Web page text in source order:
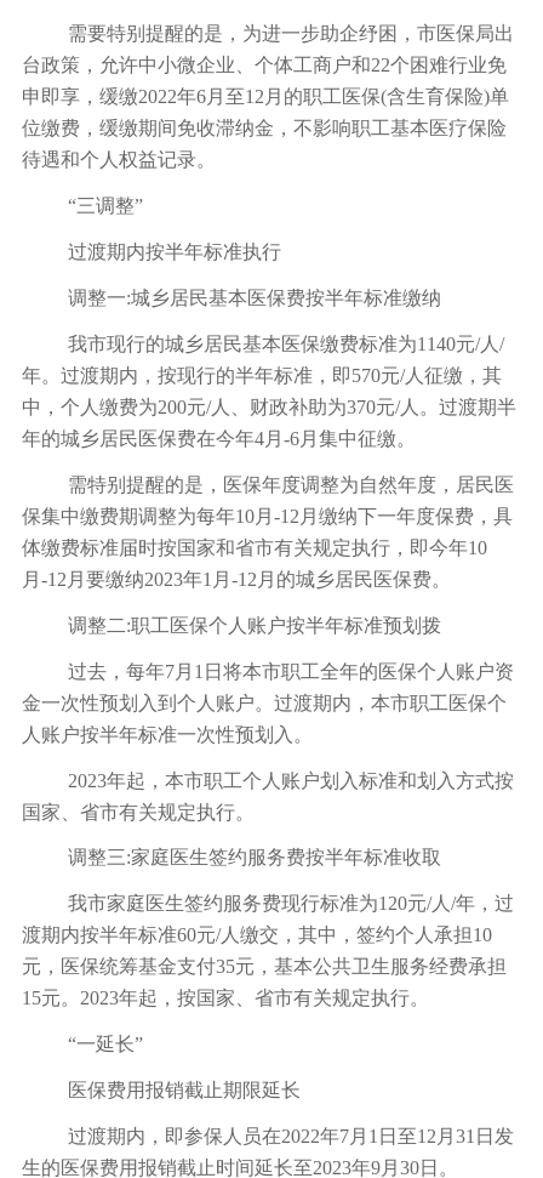
需要特别提醒的是，为进一步助企纾困，市医保局出
台政策，允许中小微企业、个体工商户和22个困难行业免
申即享，缓缴2022年6月至12月的职工医保(含生育保险)单
位缴费，缓缴期间免收滞纳金，不影响职工基本医疗保险
待遇和个人权益记录。
“三调整”
过渡期内按半年标准执行
调整一:城乡居民基本医保费按半年标准缴纳
我市现行的城乡居民基本医保缴费标准为1140元/人/
年。过渡期内，按现行的半年标准，即570元/人征缴，其
中，个人缴费为200元/人、财政补助为370元/人。过渡期半
年的城乡居民医保费在今年4月-6月集中征缴。
需特别提醒的是，医保年度调整为自然年度，居民医
保集中缴费期调整为每年10月-12月缴纳下一年度保费，具
体缴费标准届时按国家和省市有关规定执行，即今年10
月-12月要缴纳2023年1月-12月的城乡居民医保费。
调整二:职工医保个人账户按半年标准预划拨
过去，每年7月1日将本市职工全年的医保个人账户资
金一次性预划入到个人账户。过渡期内，本市职工医保个
人账户按半年标准一次性预划入。
2023年起，本市职工个人账户划入标准和划入方式按
国家、省市有关规定执行。
调整三:家庭医生签约服务费按半年标准收取
我市家庭医生签约服务费现行标准为120元/人/年，过
渡期内按半年标准60元/人缴交，其中，签约个人承担10
元，医保统筹基金支付35元，基本公共卫生服务经费承担
15元。2023年起，按国家、省市有关规定执行。
“一延长”
医保费用报销截止期限延长
过渡期内，即参保人员在2022年7月1日至12月31日发
生的医保费用报销截止时间延长至2023年9月30日。